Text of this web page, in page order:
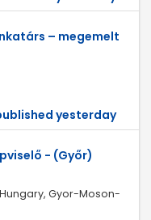
– megemelt
yesterday
- (Győr)
Gyor-Moson-